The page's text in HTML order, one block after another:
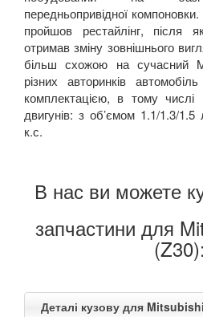
передньопривідної
пройшов рестайлінг, після
отримав зміну зовнішнього
більш схожою на сучасний
різних авторинків
комплектацією, в тому числі
двигунів: з об’ємом 1.1/1.3/
к.с.
В нас ви можете
запчастини для
(Z30):
Деталі кузову для